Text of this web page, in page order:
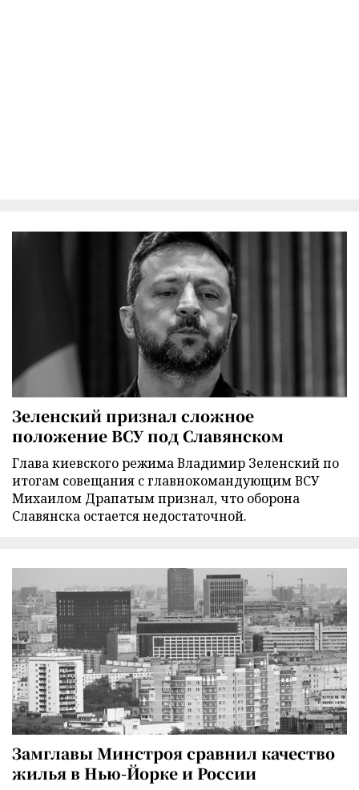
Зеленский признал сложное
положение ВСУ под Славянском
Глава киевского режима Владимир Зеленский по
итогам совещания с главнокомандующим ВСУ
Михаилом Драпатым признал, что оборона
Славянска остается недостаточной.
Замглавы Минстроя сравнил качество
жилья в Нью-Йорке и России